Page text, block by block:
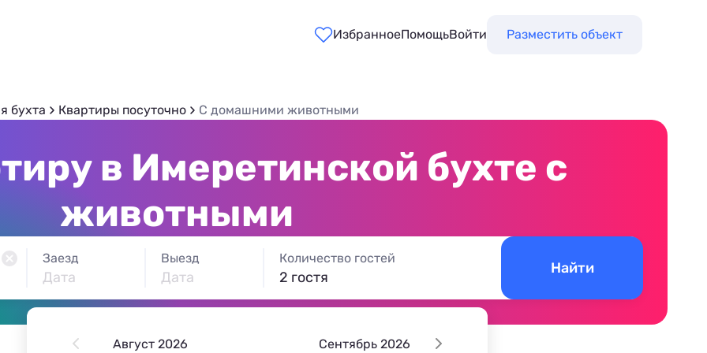
ИзбранноеПомощьВойти Разместить объект
бухта Квартиры посуточно С домашними животными
в Имеретинской бухте с
животными
Заезд
Дата
Выезд
Дата
Август 2026 Сентябрь 2026
Количество гостей
2 гостя
Найти